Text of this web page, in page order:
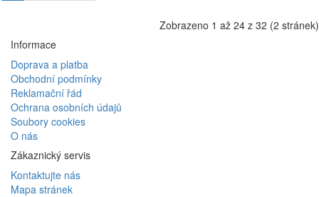
Zobrazeno 1 až 24 z 32 (2 stránek)
Informace
Doprava a platba
Obchodní podmínky
Reklamační řád
Ochrana osobních údajů
Soubory cookies
O nás
Zákaznický servis
Kontaktujte nás
Mapa stránek